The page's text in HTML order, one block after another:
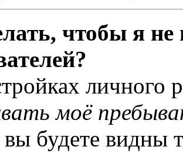
чтобы я
личного
моё
будете видны